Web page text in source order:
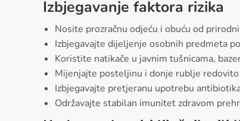
Izbjegavanje faktora rizika
Nosite prozračnu odjeću i obuću od
Izbjegavajte dijeljenje osobnih predmeta
Koristite natikače u javnim tušnicama,
Mijenjajte posteljinu i donje rublje redovito
Izbjegavajte pretjeranu upotrebu
Održavajte stabilan imunitet zdravom